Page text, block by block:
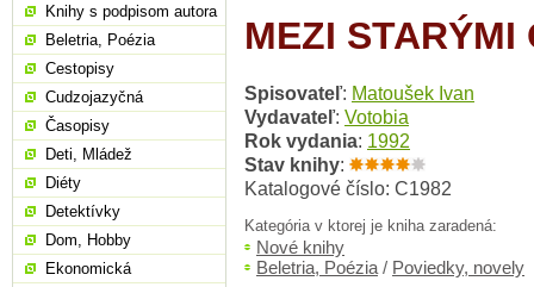
MEZI STARÝMI
Spisovateľ: Matoušek Ivan
Vydavateľ: Votobia
Rok vydania: 1992
Stav knihy:
Katalogové číslo: C1982
Kategória v ktorej je kniha zaradená:
Nové knihy
Beletria, Poézia / Poviedky, novely
Knihy s podpisom autora
Beletria, Poézia
Cestopisy
Cudzojazyčná
Časopisy
Deti, Mládež
Diéty
Detektívky
Dom, Hobby
Ekonomická